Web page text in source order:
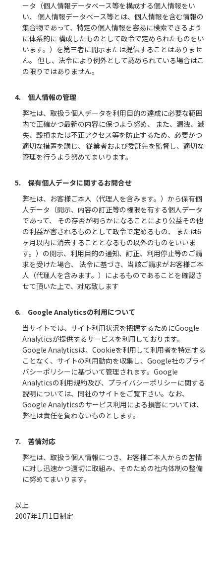
ータ（個人情報データベース等を構成する個人情報をい
い、 個人情報データベース等とは、個人情報を含む情報の
集合物であって、特定の個人情報を容易に検索できるよう
に体系的に 構成したものとして政令で定められたものをい
います。）を第三者に開示または提供することはありませ
ん。 但し、法令により例外として認められている場合はこ
の限りではありません。
4. 個人情報の管理
弊社は、取扱う個人データを利用目的の達成に必要な範囲
内で正確かつ最新の内容に保つよう努め、 また、漏洩、滅
失、毀損または不正アクセス等を防止するため、必要かつ
適切な措置を講じ、 従業者および委託先を監督し、適切な
管理を行うよう努めてまいります。
5. 保有個人データに関するお問合せ
弊社は、お客様ご本人（代理人を含みます。）から保有個
人データ（開示、内容の訂正等の権限を有する個人データ
であって、 その存否が明らかになることにより公益その他
の利益が害されるものとして政令で定めるもの、 または6
ヶ月以内に消去することとなるもの以外のものをいいま
す。）の開示、利用目的の通知、訂正、利用停止等のご請
求を受けた場合、 法令に基づき、当該ご請求がお客様ご本
人（代理人を含みます。）によるものであることを確認さ
せて頂いた上で、対応致します
6. Google Analyticsの利用について
当サイトでは、サイト利用状況を把握するためにGoogle
Analyticsが提供するサービスを利用しております。
Google Analyticsは、Cookieを利用して利用者を特定する
ことなく、サイトの利用動向を収集し、Google社のプライ
バシーポリシーに基づいて管理されます。Google
Analyticsの利用規約及び、 プライバシーポリシーに関する
説明については、同社のサイトをご覧下さい。なお、
Google Analyticsのサービス利用による損害については、
弊社は責任を負わないものとします。
7. 苦情対応
弊社は、取扱う個人情報につき、お客様ご本人からの苦情
に対し迅速かつ適切に取組み、そのための社内体制の整備
に努めてまいります。
以上
2007年1月1日制定